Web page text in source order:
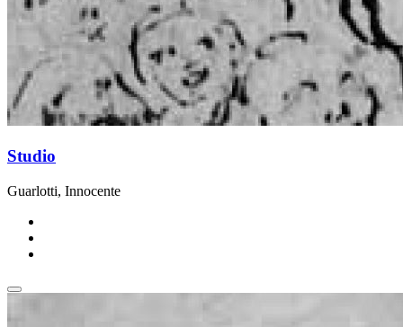
Studio
Guarlotti, Innocente